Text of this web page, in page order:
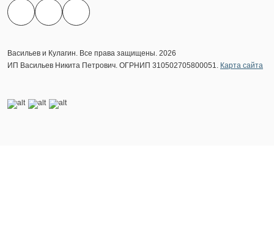
Васильев и Кулагин. Все права защищены. 2026
ИП Васильев Никита Петрович. ОГРНИП 310502705800051. Карта сайта